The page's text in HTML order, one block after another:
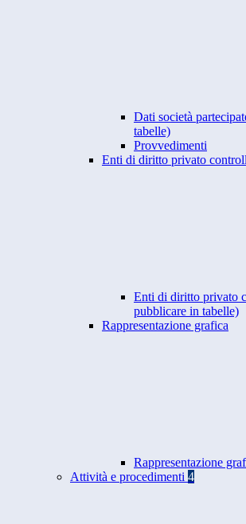
Dati società
tabelle)
Provvedimenti
Enti di diritto privato
Enti di diritto privato
pubblicare in tabelle)
Rappresentazione grafica
Rappresentazione
Attività e procedimenti 4